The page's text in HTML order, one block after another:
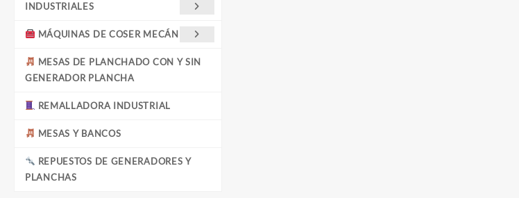
INDUSTRIALES
MÁQUINAS DE COSER MECÁNICAS
MESAS DE PLANCHADO CON Y SIN
GENERADOR PLANCHA
REMALLADORA INDUSTRIAL
MESAS Y BANCOS
REPUESTOS DE GENERADORES Y
PLANCHAS